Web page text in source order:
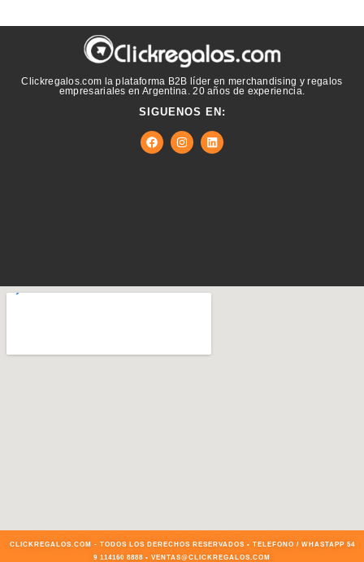
Clickregalos.com la plataforma B2B líder en merchandising y regalos
empresariales en Argentina. 20 años de experiencia.
SIGUENOS EN:
CLICKREGALOS.COM - TODOS LOS DERECHOS RESERVADOS • TELEFONO / WHASTAPP 54
9 114160 8888 • VENTAS@CLICKREGALOS.COM